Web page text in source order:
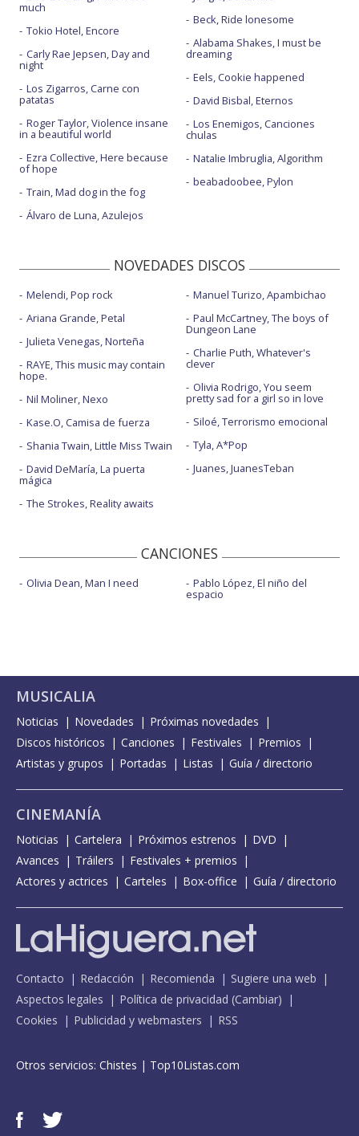
much
Tokio Hotel, Encore
Carly Rae Jepsen, Day and
night
Los Zigarros, Carne con
patatas
Roger Taylor, Violence insane
in a beautiful world
Ezra Collective, Here because
of hope
Train, Mad dog in the fog
Álvaro de Luna, Azulejos
Beck, Ride lonesome
Alabama Shakes, I must be
dreaming
Eels, Cookie happened
David Bisbal, Eternos
Los Enemigos, Canciones
chulas
Natalie Imbruglia, Algorithm
beabadoobee, Pylon
NOVEDADES DISCOS
Melendi, Pop rock
Ariana Grande, Petal
Julieta Venegas, Norteña
RAYE, This music may contain
hope.
Nil Moliner, Nexo
Kase.O, Camisa de fuerza
Shania Twain, Little Miss Twain
David DeMaría, La puerta
mágica
The Strokes, Reality awaits
Manuel Turizo, Apambichao
Paul McCartney, The boys of
Dungeon Lane
Charlie Puth, Whatever's
clever
Olivia Rodrigo, You seem
pretty sad for a girl so in love
Siloé, Terrorismo emocional
Tyla, A*Pop
Juanes, JuanesTeban
CANCIONES
Olivia Dean, Man I need Pablo López, El niño del
espacio
MUSICALIA
Noticias Novedades
Próximas novedades
Discos históricos
Canciones Festivales
Premios
Artistas y grupos
Portadas Listas Guía / directorio
CINEMANÍA
Noticias Cartelera Próximos estrenos
DVD
Avances
Tráilers
Festivales + premios
Actores y actrices
Carteles Box-office Guía / directorio
Contacto Redacción Recomienda
Sugiere una web
Aspectos legales
Política de privacidad (Cambiar)
Cookies
Publicidad y webmasters RSS
Otros servicios: Chistes | Top10Listas.com